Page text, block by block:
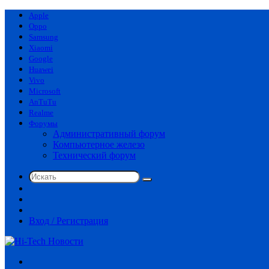
Apple
Oppo
Samsung
Xiaomi
Google
Huawei
Vivo
Microsoft
AnTuTu
Realme
Форумы
Административный форум
Компьютерное железо
Технический форум
Искать
статья
Вход / Регистрация